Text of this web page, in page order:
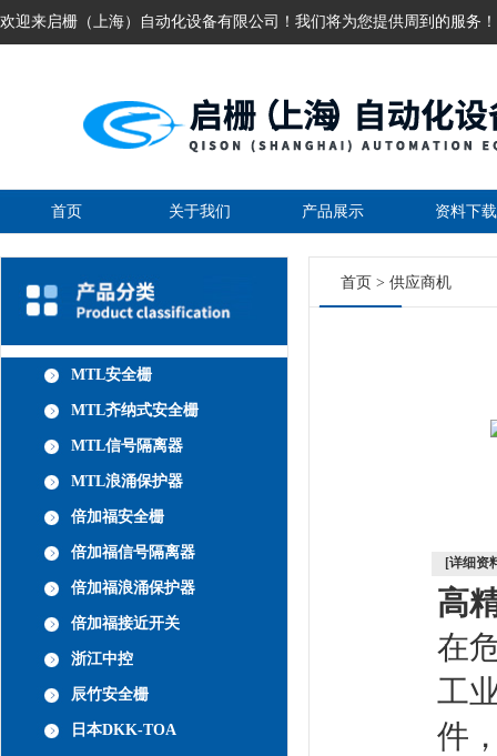
欢迎来启栅（上海）自动化设备有限公司！我们将为您提供周到的服务！
首页 关于我们 产品展示 资料下载
MTL安全栅
MTL齐纳式安全栅
MTL信号隔离器
MTL浪涌保护器
倍加福安全栅
倍加福信号隔离器
倍加福浪涌保护器
倍加福接近开关
浙江中控
辰竹安全栅
日本DKK-TOA
首页 > 供应商机
[详细资
高
在
工
件